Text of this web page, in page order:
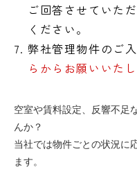
ご回答させていた
ください。
弊社管理物件のご
らからお願いいたし
空室や賃料設定、反響不足
んか？
当社では物件ごとの状況に
ます。